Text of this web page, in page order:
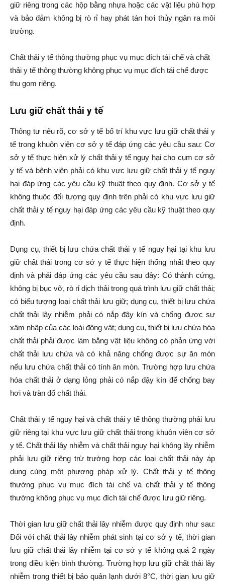
giữ riêng trong các hộp bằng nhựa hoặc các vật liệu phù hợp
và bảo đảm không bị rò rỉ hay phát tán hơi thủy ngân ra môi
trường.
Chất thải y tế thông thường phục vụ mục đích tái chế và chất
thải y tế thông thường không phục vụ mục đích tái chế được
thu gom riêng.
Lưu giữ chất thải y tế
Thông tư nêu rõ, cơ sở y tế bố trí khu vực lưu giữ chất thải y
tế trong khuôn viên cơ sở y tế đáp ứng các yêu cầu sau: Cơ
sở y tế thực hiện xử lý chất thải y tế nguy hại cho cụm cơ sở
y tế và bệnh viện phải có khu vực lưu giữ chất thải y tế nguy
hại đáp ứng các yêu cầu kỹ thuật theo quy định. Cơ sở y tế
không thuộc đối tượng quy định trên phải có khu vực lưu giữ
chất thải y tế nguy hại đáp ứng các yêu cầu kỹ thuật theo quy
định.
Dụng cụ, thiết bị lưu chứa chất thải y tế nguy hại tại khu lưu
giữ chất thải trong cơ sở y tế thực hiện thống nhất theo quy
định và phải đáp ứng các yêu cầu sau đây: Có thành cứng,
không bị bục vỡ, rò rỉ dịch thải trong quá trình lưu giữ chất thải;
có biểu tượng loại chất thải lưu giữ; dụng cụ, thiết bị lưu chứa
chất thải lây nhiễm phải có nắp đậy kín và chống được sự
xâm nhập của các loài động vật; dụng cụ, thiết bị lưu chứa hóa
chất thải phải được làm bằng vật liệu không có phản ứng với
chất thải lưu chứa và có khả năng chống được sự ăn mòn
nếu lưu chứa chất thải có tính ăn mòn. Trường hợp lưu chứa
hóa chất thải ở dạng lỏng phải có nắp đậy kín để chống bay
hơi và tràn đổ chất thải.
Chất thải y tế nguy hại và chất thải y tế thông thường phải lưu
giữ riêng tại khu vực lưu giữ chất thải trong khuôn viên cơ sở
y tế. Chất thải lây nhiễm và chất thải nguy hại không lây nhiễm
phải lưu giữ riêng trừ trường hợp các loại chất thải này áp
dụng cùng một phương pháp xử lý. Chất thải y tế thông
thường phục vụ mục đích tái chế và chất thải y tế thông
thường không phục vụ mục đích tái chế được lưu giữ riêng.
Thời gian lưu giữ chất thải lây nhiễm được quy định như sau:
Đối với chất thải lây nhiễm phát sinh tại cơ sở y tế, thời gian
lưu giữ chất thải lây nhiễm tại cơ sở y tế không quá 2 ngày
trong điều kiện bình thường. Trường hợp lưu giữ chất thải lây
nhiễm trong thiết bị bảo quản lạnh dưới 8°C, thời gian lưu giữ